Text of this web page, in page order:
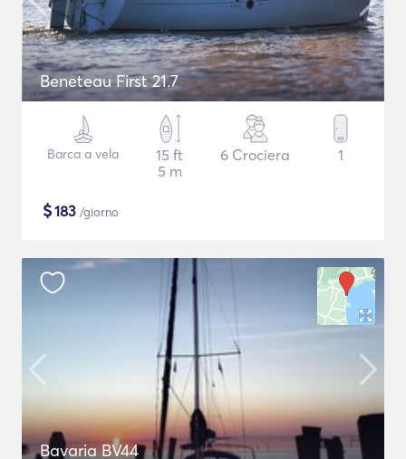
Beneteau First 21.7
Barca a vela
15 ft
5 m
6 Crociera 1
$183 /giorno
Bavaria BV44